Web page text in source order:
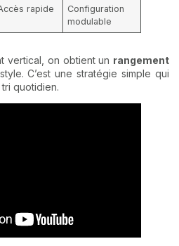
rapide
Configuration
modulable
vertical, on obtient un rangement
C’est une stratégie simple qui
quotidien.